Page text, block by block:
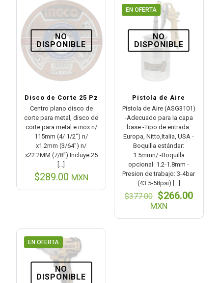
NO
DISPONIBLE
Disco de Corte 25 Pz
Centro plano disco de
corte para metal, disco de
corte para metal e inox n/
115mm (4/ 1/2″) n/
x1.2mm (3/64″) n/
x22.2MM (7/8″) Incluye 25
[…]
$289.00 MXN
EN OFERTA
NO
DISPONIBLE
Pistola de Aire
Pistola de Aire (ASG3101)
-Adecuado para la capa
base -Tipo de entrada:
Europa, Nitto,Italia, USA -
Boquilla estándar:
1.5mmn/ -Boquilla
opcional: 1.2-1.8mm -
Presion de trabajo: 3-4bar
(43.5-58psi) […]
$377.00 El
precio
$266.00El
actual
MXN
EN OFERTA
NO
DISPONIBLE